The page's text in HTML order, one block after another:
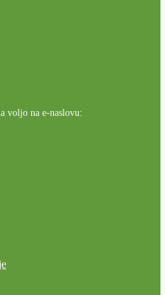
voljo na e-naslovu: